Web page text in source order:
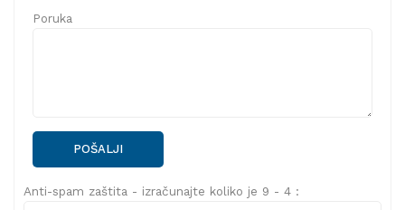
Poruka
POŠALJI
Anti-spam zaštita - izračunajte koliko je 9 - 4 :